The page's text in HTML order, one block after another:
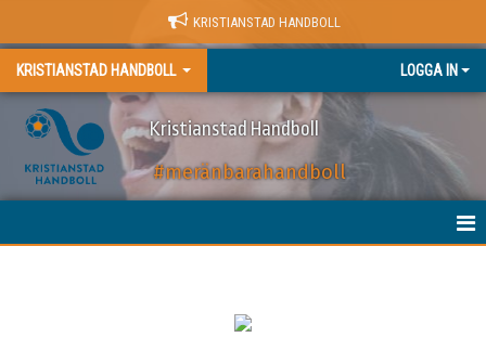
KRISTIANSTAD HANDBOLL
KRISTIANSTAD HANDBOLL LOGGA IN
Kristianstad Handboll
#meränbarahandboll